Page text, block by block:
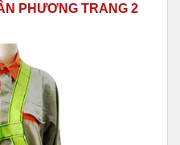
PHƯƠNG TRANG 2